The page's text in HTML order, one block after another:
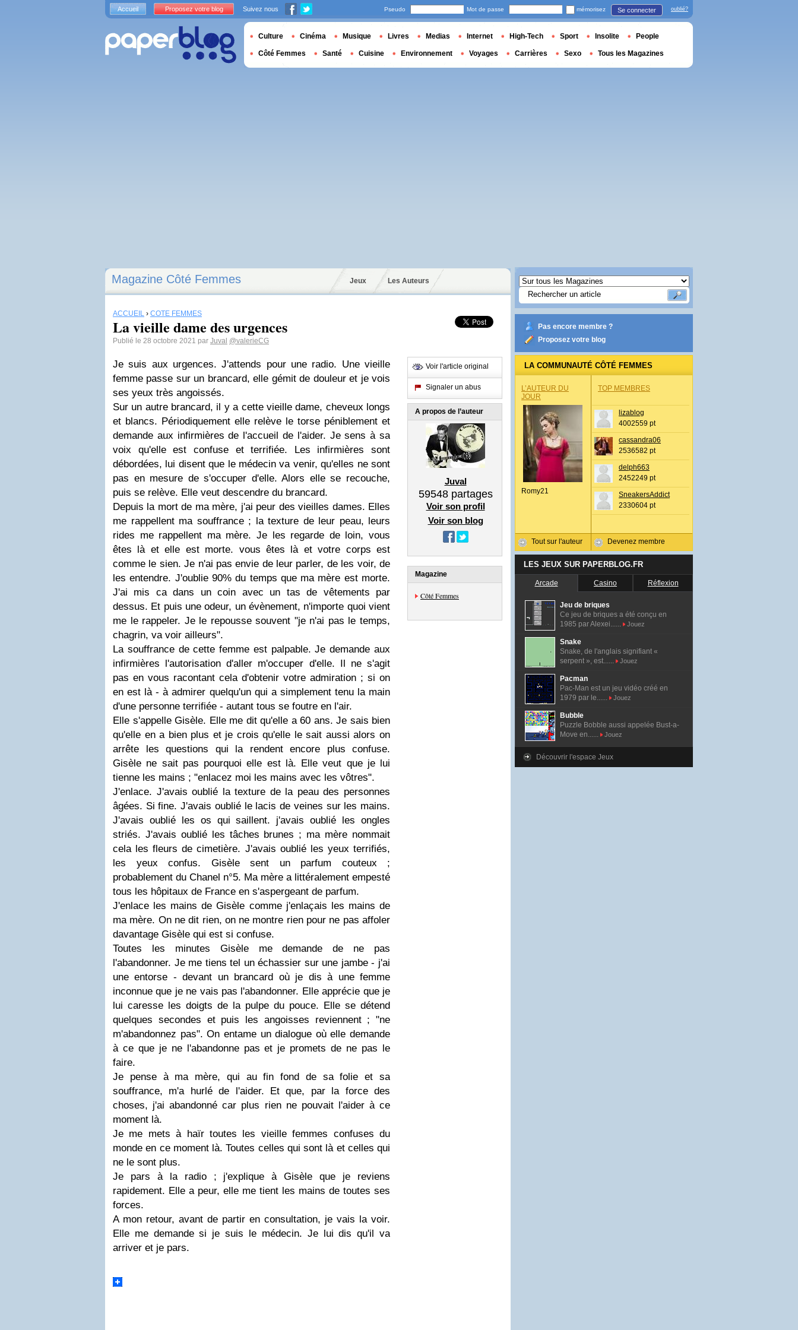
Magazine Côté Femmes Jeux Les Auteurs
ACCUEIL › CÔTÉ FEMMES
La vieille dame des urgences
Publié le 28 octobre 2021 par Juval @valerieCG
Je suis aux urgences. J'attends pour une radio. Une vieille
femme passe sur un brancard, elle gémit de douleur et je vois
ses yeux très angoissés.
Sur un autre brancard, il y a cette vieille dame, cheveux longs
et blancs. Périodiquement elle relève le torse péniblement et
demande aux infirmières de l'accueil de l'aider. Je sens à sa
voix qu'elle est confuse et terrifiée. Les infirmières sont
débordées, lui disent que le médecin va venir, qu'elles ne sont
pas en mesure de s'occuper d'elle. Alors elle se recouche,
puis se relève. Elle veut descendre du brancard.
Depuis la mort de ma mère, j'ai peur des vieilles dames. Elles
me rappellent ma souffrance ; la texture de leur peau, leurs
rides me rappellent ma mère. Je les regarde de loin, vous
êtes là et elle est morte. vous êtes là et votre corps est
comme le sien. Je n'ai pas envie de leur parler, de les voir, de
les entendre. J'oublie 90% du temps que ma mère est morte.
J'ai mis ca dans un coin avec un tas de vêtements par
dessus. Et puis une odeur, un évènement, n'importe quoi vient
me le rappeler. Je le repousse souvent "je n'ai pas le temps,
chagrin, va voir ailleurs".
La souffrance de cette femme est palpable. Je demande aux
infirmières l'autorisation d'aller m'occuper d'elle. Il ne s'agit
pas en vous racontant cela d'obtenir votre admiration ; si on
en est là - à admirer quelqu'un qui a simplement tenu la main
d'une personne terrifiée - autant tous se foutre en l'air.
Elle s'appelle Gisèle. Elle me dit qu'elle a 60 ans. Je sais bien
qu'elle en a bien plus et je crois qu'elle le sait aussi alors on
arrête les questions qui la rendent encore plus confuse.
Gisèle ne sait pas pourquoi elle est là. Elle veut que je lui
tienne les mains ; "enlacez moi les mains avec les vôtres".
J'enlace. J'avais oublié la texture de la peau des personnes
âgées. Si fine. J'avais oublié le lacis de veines sur les mains.
J'avais oublié les os qui saillent. j'avais oublié les ongles
striés. J'avais oublié les tâches brunes ; ma mère nommait
cela les fleurs de cimetière. J'avais oublié les yeux terrifiés,
les yeux confus. Gisèle sent un parfum couteux ;
probablement du Chanel n°5. Ma mère a littéralement empesté
tous les hôpitaux de France en s'aspergeant de parfum.
J'enlace les mains de Gisèle comme j'enlaçais les mains de
ma mère. On ne dit rien, on ne montre rien pour ne pas affoler
davantage Gisèle qui est si confuse.
Toutes les minutes Gisèle me demande de ne pas
l'abandonner. Je me tiens tel un échassier sur une jambe - j'ai
une entorse - devant un brancard où je dis à une femme
inconnue que je ne vais pas l'abandonner. Elle apprécie que je
lui caresse les doigts de la pulpe du pouce. Elle se détend
quelques secondes et puis les angoisses reviennent ; "ne
m'abandonnez pas". On entame un dialogue où elle demande
à ce que je ne l'abandonne pas et je promets de ne pas le
faire.
Je pense à ma mère, qui au fin fond de sa folie et sa
souffrance, m'a hurlé de l'aider. Et que, par la force des
choses, j'ai abandonné car plus rien ne pouvait l'aider à ce
moment là.
Je me mets à haïr toutes les vieille femmes confuses du
monde en ce moment là. Toutes celles qui sont là et celles qui
ne le sont plus.
Je pars à la radio ; j'explique à Gisèle que je reviens
rapidement. Elle a peur, elle me tient les mains de toutes ses
forces.
A mon retour, avant de partir en consultation, je vais la voir.
Elle me demande si je suis le médecin. Je lui dis qu'il va
arriver et je pars.
Voir l'article original
Signaler un abus
A propos de l’auteur
Juval
59548partages
Voir son profil
Voir son blog
Magazine
Côté Femmes
Pas encore membre ?
Proposez votre blog
LA COMMUNAUTÉ CÔTÉ FEMMES
L’AUTEUR DU
JOUR
Romy21
Tout sur l'auteur
TOP MEMBRES
lizablog
4002559 pt
cassandra06
2536582 pt
delph663
2452249 pt
SneakersAddict
2330604 pt
Devenez membre
LES JEUX SUR PAPERBLOG.FR
Arcade Casino Réflexion
Jeu de briques
Ce jeu de briques a été conçu en
1985 par Alexei......
Jouez
Snake
Snake, de l'anglais signifiant «
serpent », est......
Jouez
Pacman
Pac-Man est un jeu vidéo créé en
1979 par le......
Jouez
Bubble
Puzzle Bobble aussi appelée Bust-a-
Move en......
Jouez
Découvrir l'espace Jeux
Accueil Proposez votre blog Suivez nous Pseudo Mot de passe mémorisez Se connecter oublié?
Culture Cinéma Musique Livres Medias Internet High-Tech Sport Insolite People
Côté Femmes Santé Cuisine Environnement Voyages Carrières Sexo Tous les Magazines